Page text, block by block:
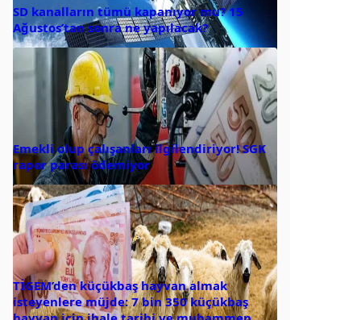
SD kanalların tümü kapanıyor mu? 15
Ağustos’tan sonra ne yapılacak?
Emekli olup çalışanları ilgilendiriyor! SGK
rapor parası ödemiyor
TİGEM’den küçükbaş hayvan almak
isteyenlere müjde: 7 bin 350 küçükbaş